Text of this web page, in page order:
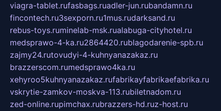
viagra-tablet.rufasbags.ruadler-jun.rubandamn.ru
fincontech.ru3sexporn.ru1mus.rudarksand.ru
rebus-toys.ruminelab-msk.rualabuga-cityhotel.ru
medsprawo-4-ka.ru2864420.rublagodarenie-spb.ru
zajmy24.rutovudyi-4-kuhnyanazakaz.ru
brazzerscom.rumedsprawo4ka.ru
xehyroo5kuhnyanazakaz.rufabrikayfabrikaefabrika.ru
vskrytie-zamkov-moskva-113.rubiletnadom.ru
zed-online.rupimchax.rubrazzers-hd.ruz-host.ru